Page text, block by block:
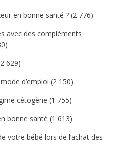
en bonne santé ? (2 776)
avec des compléments
629)
d’emploi (2 150)
cétogène (1 755)
bonne santé (1 613)
votre bébé lors de l’achat des